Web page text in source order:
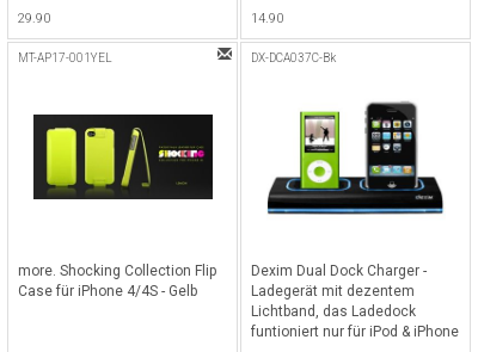
29.90 14.90
MT-AP17-001YEL
more. Shocking Collection Flip
Case für iPhone 4/4S - Gelb
DX-DCA037C-Bk
Dexim Dual Dock Charger -
Ladegerät mit dezentem
Lichtband, das Ladedock
funtioniert nur für iPod & iPhone